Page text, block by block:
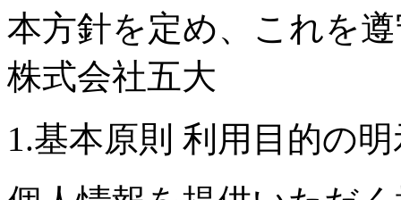
本方針を定め、これを
株式会社五大
1.基本原則 利用目的の